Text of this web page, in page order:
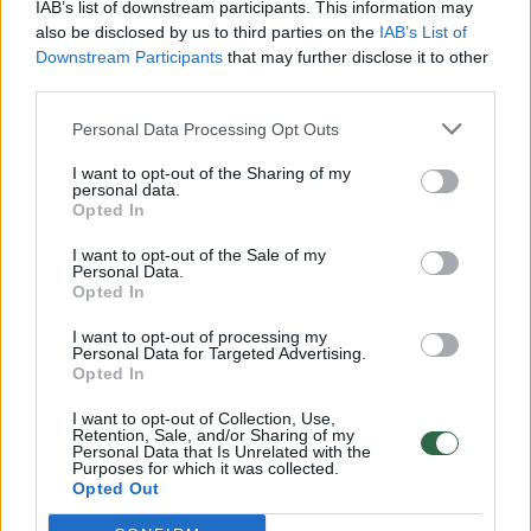
IAB’s list of downstream participants. This information may
also be disclosed by us to third parties on the IAB’s List of
Downstream Participants that may further disclose it to other
Personal Data Processing Opt Outs
I want to opt-out of the Sharing of my
personal data.
Opted In
I want to opt-out of the Sale of my
Personal Data.
Opted In
I want to opt-out of processing my
Personal Data for Targeted Advertising.
Opted In
I want to opt-out of Collection, Use,
Retention, Sale, and/or Sharing of my
Personal Data that Is Unrelated with the
Purposes for which it was collected.
Opted Out
vaiko gyvybių išgelbėti nepavyko
Žinios | Lietuvos diena
00:00:57
32 laipsnių šilumos
Žinios | Orai
Nufilmavo, kaip patvino Vilniaus Vakarinis aplinkkelis:
vaizdas pribloškia
Žinios | Lietuvos diena
00:00:55
Avarija Vilniuje: į stotelę įsirėžęs automobilis sužalojo
dvi moteris
Žinios | Lietuvos diena